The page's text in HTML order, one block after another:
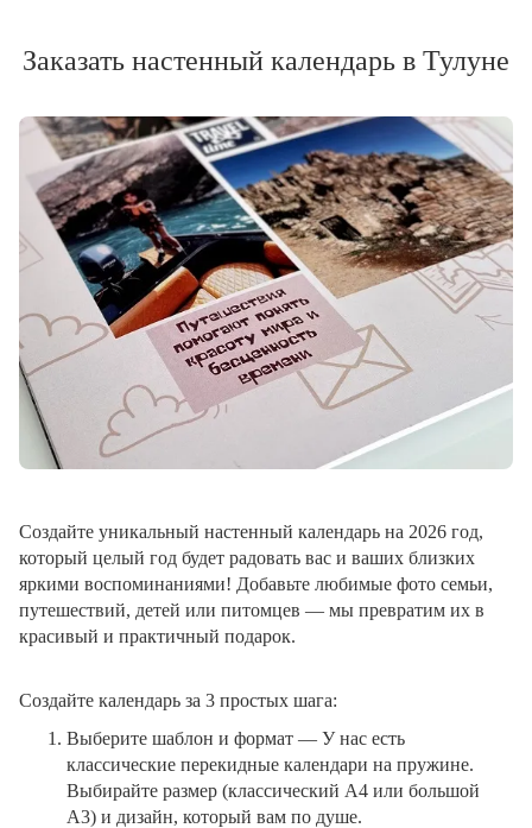
Заказать настенный календарь в Тулуне
Создайте уникальный настенный календарь на 2026 год,
который целый год будет радовать вас и ваших близких
яркими воспоминаниями! Добавьте любимые фото семьи,
путешествий, детей или питомцев — мы превратим их в
красивый и практичный подарок.
Создайте календарь за 3 простых шага:
Выберите шаблон и формат — У нас есть
классические перекидные календари на пружине.
Выбирайте размер (классический A4 или большой
A3) и дизайн, который вам по душе.